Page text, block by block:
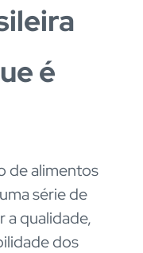
é
de alimentos
série de
a qualidade,
dos